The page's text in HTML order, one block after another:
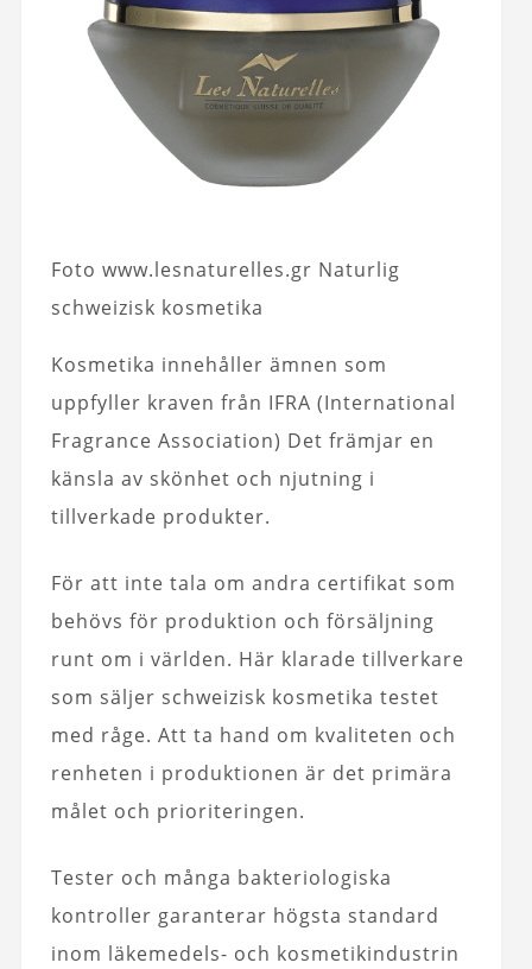
Foto www.lesnaturelles.gr Naturlig
schweizisk kosmetika
Kosmetika innehåller ämnen som
uppfyller kraven från IFRA (International
Fragrance Association) Det främjar en
känsla av skönhet och njutning i
tillverkade produkter.
För att inte tala om andra certifikat som
behövs för produktion och försäljning
runt om i världen. Här klarade tillverkare
som säljer schweizisk kosmetika testet
med råge. Att ta hand om kvaliteten och
renheten i produktionen är det primära
målet och prioriteringen.
Tester och många bakteriologiska
kontroller garanterar högsta standard
inom läkemedels- och kosmetikindustrin